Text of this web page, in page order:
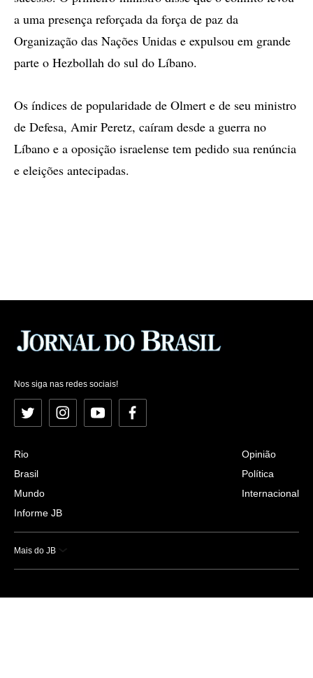
a uma presença reforçada da força de paz da
Organização das Nações Unidas e expulsou em grande
parte o Hezbollah do sul do Líbano.
Os índices de popularidade de Olmert e de seu ministro
de Defesa, Amir Peretz, caíram desde a guerra no
Líbano e a oposição israelense tem pedido sua renúncia
e eleições antecipadas.
Nos siga nas redes sociais!
Twitter InstagramYouTubeFacebook
Rio
Brasil
Mundo
Informe JB
Opinião
Política
Internacional
Mais do JB
Esportes